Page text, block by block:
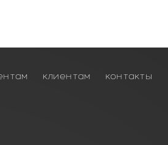
клиентам контакты